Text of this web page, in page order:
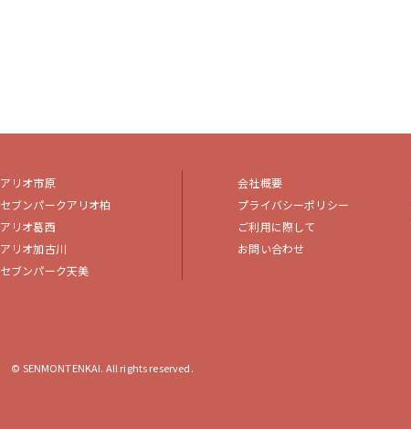
アリオ市原
セブンパークアリオ柏
アリオ葛西
アリオ加古川
セブンパーク天美
会社概要
プライバシーポリシー
ご利用に際して
お問い合わせ
© SENMONTENKAI. All rights reserved.